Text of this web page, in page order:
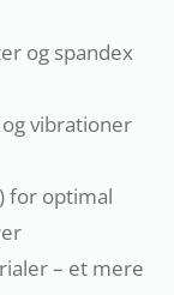
og spandex
vibrationer
for optimal
– et mere